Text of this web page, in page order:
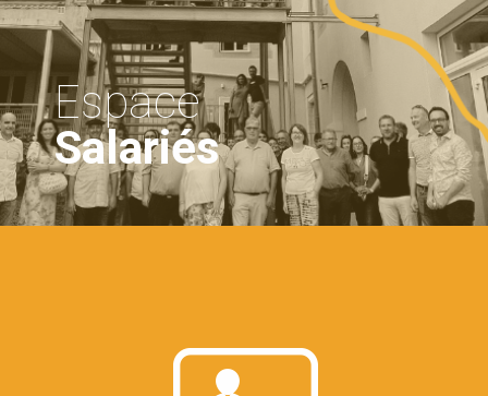
Espace
Salariés